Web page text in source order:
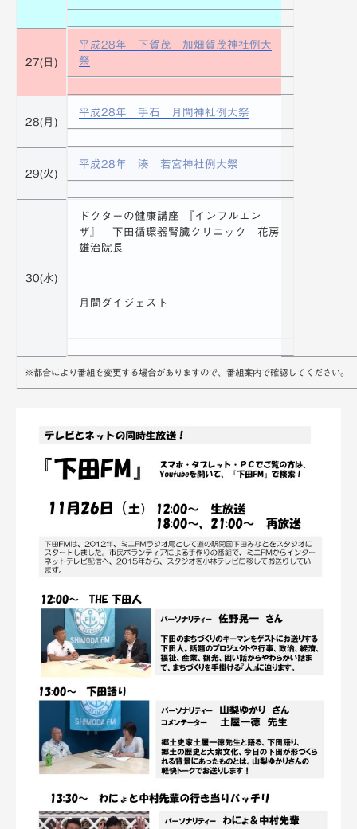
27(日)
平成28年 下賀茂 加畑賀茂神社例大
祭
28(月)
平成28年 手石 月間神社例大祭
29(火)
平成28年 湊 若宮神社例大祭
30(水)
ドクターの健康講座 『インフルエン
ザ』 下田循環器腎臓クリニック 花房
雄治院長
月間ダイジェスト
※都合により番組を変更する場合がありますので、番組案内で確認してください。